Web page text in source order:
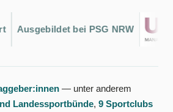
bei PSG NRW
— unter anderem
Landessportbünde, 9 Sportclubs